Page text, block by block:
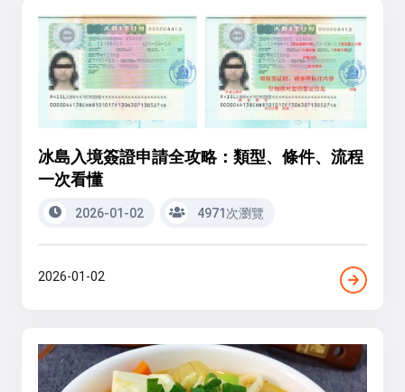
冰島入境簽證申請全攻略：類型、條件、流程
一次看懂
2026-01-02 4971次瀏覽
2026-01-02